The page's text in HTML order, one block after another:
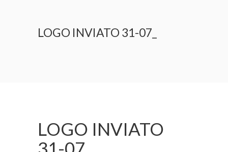
LOGO INVIATO 31-07_
LOGO INVIATO